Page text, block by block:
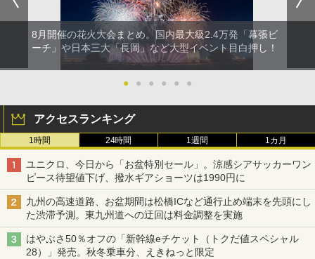
8月開催の花火大会まとめ。国内最大級2.4万発「幕張ビ
ーチ」や日本三大「長岡」など大型イベント目白押し！
● ● ● ● ● ●
アクセスランキング
1時間 24時間 1週間 1カ月
ユニクロ、今日から「お盆特別セール」。涼感シアサッカーワン
ピース待望値下げ、撥水ギアショーツは1990円に
九州の高速道路、お盆期間は松橋ICなど通行止め端末を先頭にし
た渋滞予測。東九州道への迂回は料金調整を実施
はやぶさ50％オフの「新幹線eチケット（トクだ値スペシャル
28）」発売。秋冬乗車分、えきねっと限定